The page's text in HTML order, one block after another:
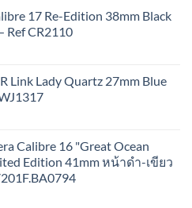
17 Re-Edition 38mm Black
Ref CR2110
Link Lady Quartz 27mm Blue
Calibre 16 "Great Ocean
Edition 41mm หน้าดำ-เขียว